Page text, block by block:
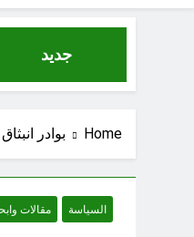
جديد
Home بوادر
السياسة مقالات